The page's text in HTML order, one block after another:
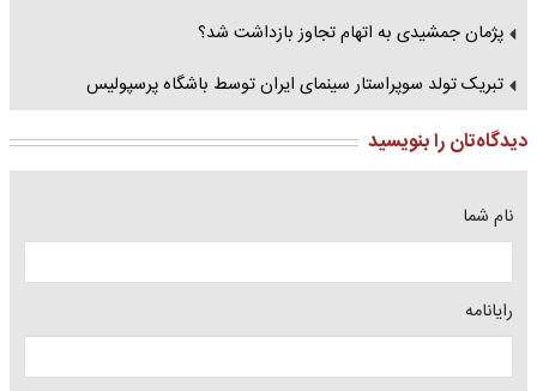
پژمان جمشیدی به اتهام تجاوز بازداشت شد؟
تبریک تولد سوپراستار سینمای ایران توسط باشگاه پرسپولیس
دیدگاه‌تان را بنویسید
نام شما
رایانامه